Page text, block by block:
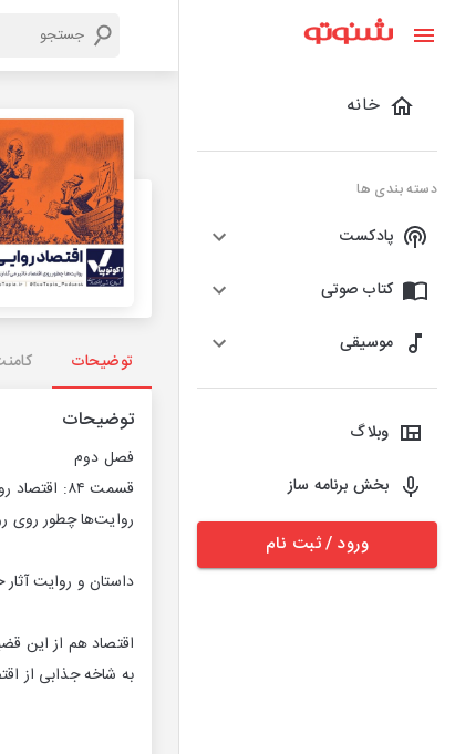
خانه
دسته بندی ها
پادکست
کتاب صوتی
موسیقی
وبلاگ
بخش برنامه ساز
ورود / ثبت نام
توضیحات
توضیحات
فصل دوم
قسمت ۸۴: اقتصاد روایی
روایت‌ها چطور روی
داستان و روایت
اقتصاد هم از این
به شاخه جذابی از